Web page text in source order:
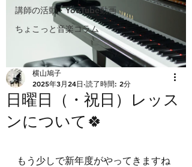
講師の活動・YouTube動画
ちょこっと音楽コラム
日曜日（・祝日）レッス
ンについて🍀
横山鳩子
2025年3月24日 読了時間: 2分
もう少しで新年度がやってきますね